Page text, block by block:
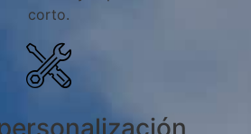
corto.